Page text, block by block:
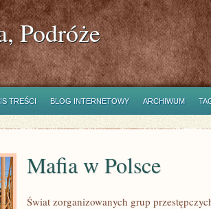
Podróże
TREŚCI BLOG INTERNETOWY ARCHIWUM
Mafia w Polsce
Świat zorganizowanych grup